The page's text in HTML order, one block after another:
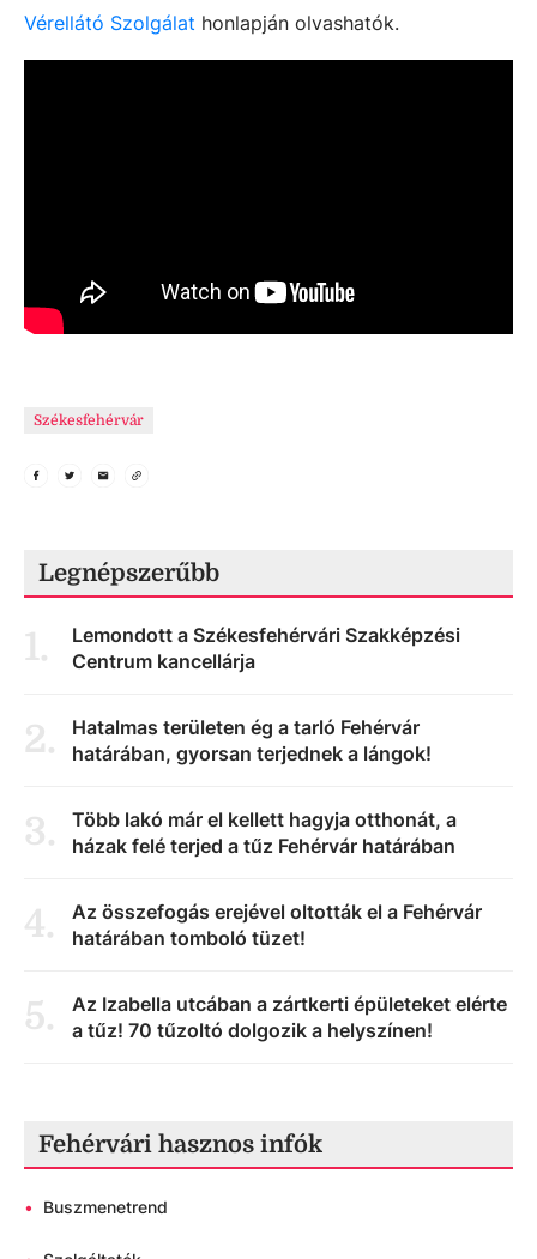
Vérellátó Szolgálat honlapján olvashatók.
Székesfehérvár
Legnépszerűbb
1.
Lemondott a Székesfehérvári Szakképzési
Centrum kancellárja
2.
Hatalmas területen ég a tarló Fehérvár
határában, gyorsan terjednek a lángok!
3.
Több lakó már el kellett hagyja otthonát, a
házak felé terjed a tűz Fehérvár határában
4.
Az összefogás erejével oltották el a Fehérvár
határában tomboló tüzet!
5.
Az Izabella utcában a zártkerti épületeket elérte
a tűz! 70 tűzoltó dolgozik a helyszínen!
Fehérvári hasznos infók
• Buszmenetrend